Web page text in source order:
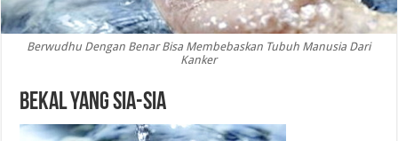
Berwudhu Dengan Benar Bisa Membebaskan Tubuh Manusia Dari
Kanker
Bekal yang Sia-Sia